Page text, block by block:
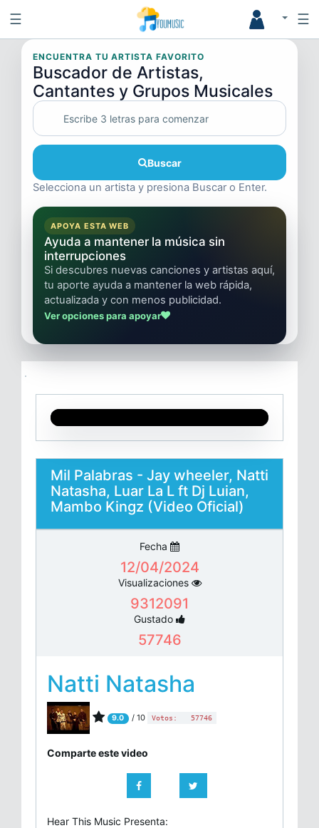
☰ ☰
ENCUENTRA TU ARTISTA FAVORITO
Buscador de Artistas,
Cantantes y Grupos Musicales
Buscar
Selecciona un artista y presiona Buscar o Enter.
APOYA ESTA WEB
Ayuda a mantener la música sin
interrupciones
Si descubres nuevas canciones y artistas aquí,
tu aporte ayuda a mantener la web rápida,
actualizada y con menos publicidad.
Ver opciones para apoyar
Mil Palabras - Jay wheeler, Natti
Natasha, Luar La L ft Dj Luian,
Mambo Kingz (Video Oficial)
Fecha
12/04/2024
Visualizaciones
9312091
Gustado
57746
Natti Natasha
9.0 / 10 Votos: 57746
Comparte este video
Hear This Music Presenta: